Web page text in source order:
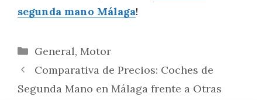
segunda mano Málaga!
Categorías
General, Motor
Comparativa de Precios: Coches de
Segunda Mano en Málaga frente a Otras